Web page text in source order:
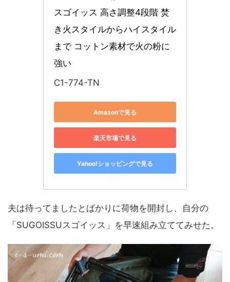
スゴイッス 高さ調整4段階 焚
き火スタイルからハイスタイル
まで コットン素材で火の粉に
強い
C1-774-TN
Amazonで見る
楽天市場で見る
Yahoo!ショッピングで見る
夫は待ってましたとばかりに荷物を開封し、自分の
「SUGOISSUスゴイッス」を早速組み立ててみせた。